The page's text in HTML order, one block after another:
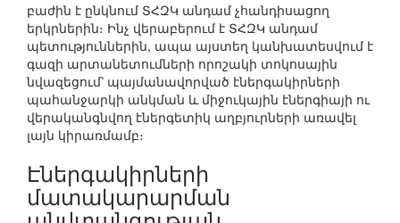
բաժին է ընկնում ՏՀԶԿ անդամ չհանդիսացող
երկրներին։ Ինչ վերաբերում է ՏՀԶԿ անդամ
պետություններին, ապա այստեղ կանխատեսվում է
գազի արտանետումների որոշակի տոկոսային
նվազեցում՝ պայմանավորված էներգակիրների
պահանջարկի անկման և միջուկային էներգիայի ու
վերականգնվող էներգետիկ աղբյուրների առավել
լայն կիրառմամբ։
Էներգակիրների
մատակարարման